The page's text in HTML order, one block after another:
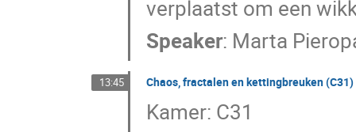
verplaatst om een
Speaker: Marta
13:45 Chaos, fractalen en kettingbreuken (C31)
Kamer: C31